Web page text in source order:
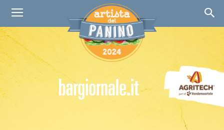
Bargiornale
iniziative